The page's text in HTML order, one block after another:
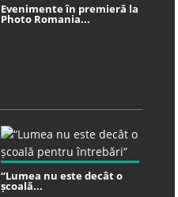
Evenimente în premieră la
Photo Romania...
“Lumea nu este decât o
școală...